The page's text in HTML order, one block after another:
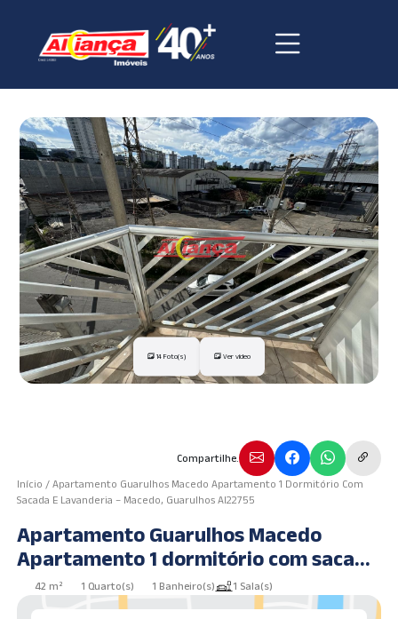
14 Foto(s) Ver vídeo
Compartilhe.
Início /Apartamento Guarulhos Macedo Apartamento 1 Dormitório Com
Sacada E Lavanderia – Macedo, Guarulhos AI22755
Apartamento Guarulhos Macedo
Apartamento 1 dormitório com sacada
e lavanderia – Macedo, Guarulhos
AI22755
42 m² 1 Quarto(s) 1 Banheiro(s) 1 Sala(s)